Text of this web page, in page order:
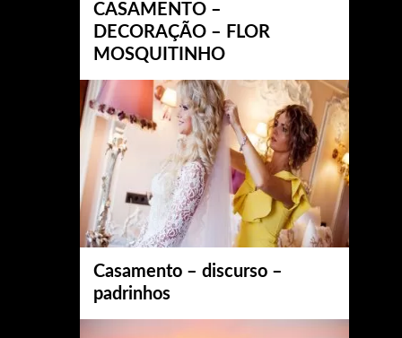
CASAMENTO –
DECORAÇÃO – FLOR
MOSQUITINHO
Casamento – discurso –
padrinhos